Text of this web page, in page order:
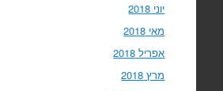
יוני 2018
מאי 2018
אפריל 2018
מרץ 2018